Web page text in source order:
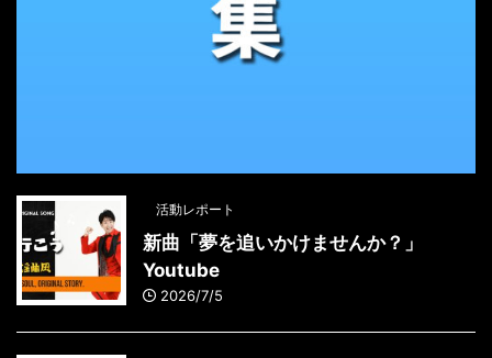
活動レポート
新曲「夢を追いかけませんか？」
Youtube
2026/7/5